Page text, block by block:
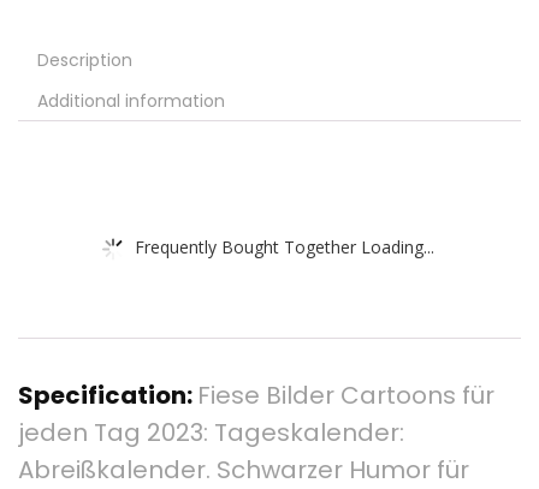
Description
Additional information
Frequently Bought Together Loading...
Specification: Fiese Bilder Cartoons für
jeden Tag 2023: Tageskalender:
Abreißkalender. Schwarzer Humor für